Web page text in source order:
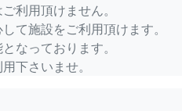
利用頂けません。
て施設をご利用頂けます。
なっております。
下さいませ。